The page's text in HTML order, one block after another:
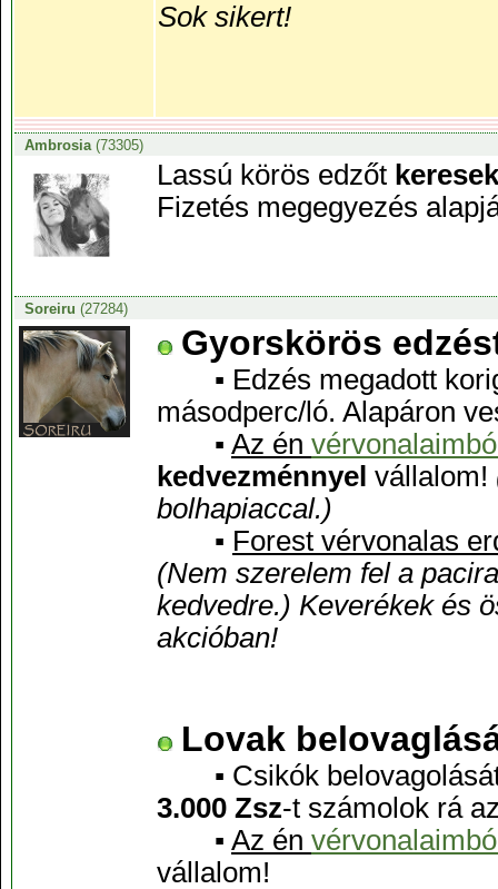
Sok sikert!
Ambrosia(73305)
Lassú körös edzőt keresek
Fizetés megegyezés
Soreiru (27284)
Gyorskörös
▪ Edzés megadott
másodperc/ló. Alapáron
▪ Az én
kedvezménnyel vállalom!
bolhapiaccal.)
▪ Forest vérvonalas
(Nem szerelem fel a
kedvedre.) Keverékek és
akcióban!
Lovak
▪ Csikók belovagolását
3.000 Zsz-t számolok rá
▪ Az én
vállalom!